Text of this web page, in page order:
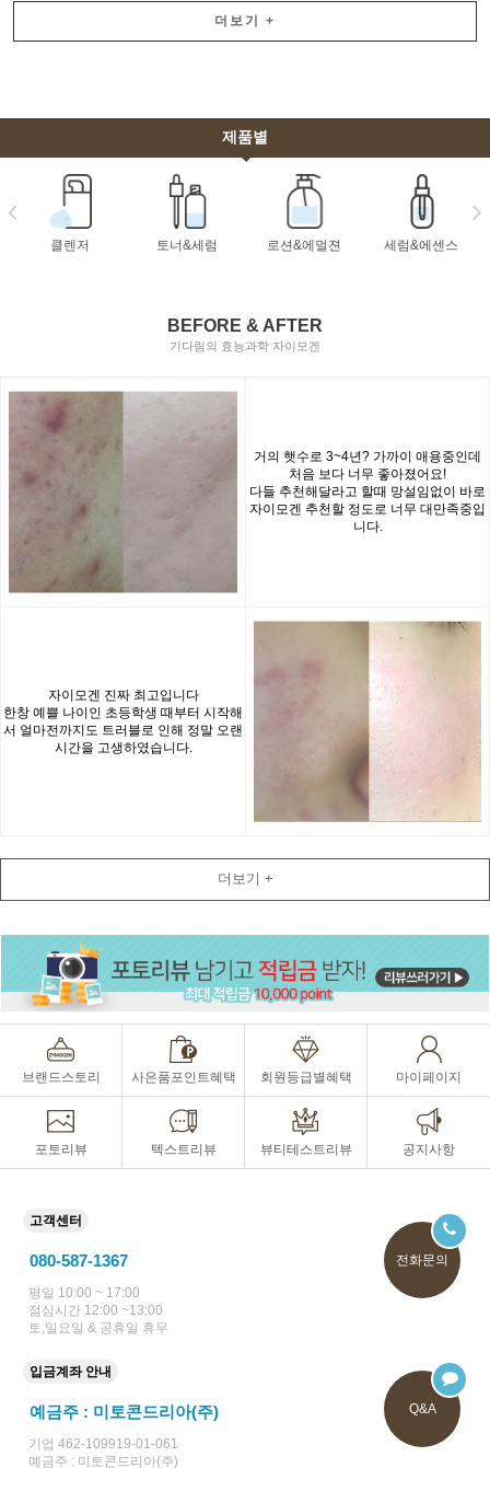
더보기 +
제품별
클렌저 토너&세럼 로션&에멀젼 세럼&에센스
BEFORE & AFTER
기다림의 효능과학 자이모겐
거의 햇수로 3~4년? 가까이 애용중인데
처음 보다 너무 좋아졌어요!
다들 추천해달라고 할때 망설임없이 바로
자이모겐 추천할 정도로 너무 대만족중입
니다.
자이모겐 진짜 최고입니다
한창 예쁠 나이인 초등학생 때부터 시작해
서 얼마전까지도 트러블로 인해 정말 오랜
시간을 고생하였습니다.
더보기 +
브랜드스토리 사은품포인트혜택 회원등급별혜택 마이페이지
포토리뷰 텍스트리뷰 뷰티테스트리뷰 공지사항
고객센터
080-587-1367
평일 10:00 ~ 17:00
점심시간 12:00 ~13:00
토,일요일 & 공휴일 휴무
전화문의
입금계좌 안내
예금주 : 미토콘드리아(주)
기업 462-109919-01-061
예금주 : 미토콘드리아(주)
Q&A